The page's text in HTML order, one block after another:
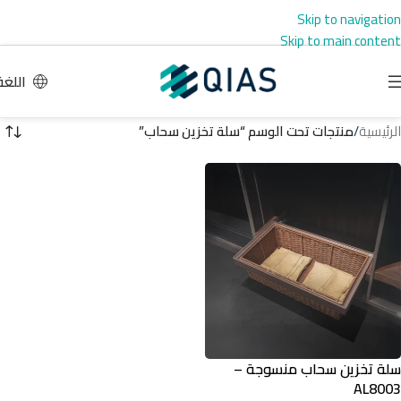
Skip to navigation
Skip to main content
الرئيسية/منتجات تحت الوسم “سلة تخزين سحاب”
سلة تخزين سحاب منسوجة –
AL8003